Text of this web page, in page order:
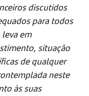
discutidos
para todos
em
situação
de qualquer
neste
às suas